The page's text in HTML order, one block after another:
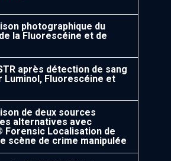
photographique du
la Fluorescéine et de
après détection de sang
Luminol, Fluorescéine et
de deux sources
alternatives avec
Forensic Localisation de
scène de crime manipulée